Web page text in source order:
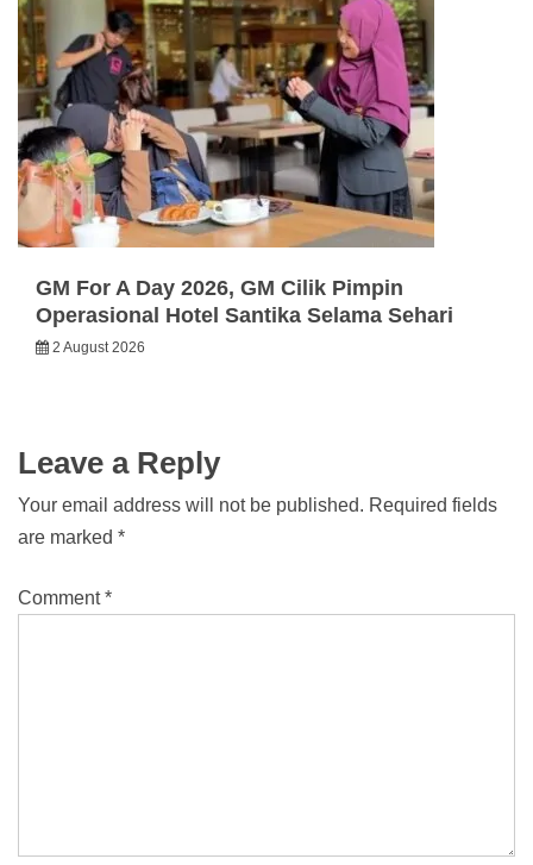
GM For A Day 2026, GM Cilik Pimpin
Operasional Hotel Santika Selama Sehari
2 August 2026
Leave a Reply
Your email address will not be published. Required fields
are marked *
Comment*